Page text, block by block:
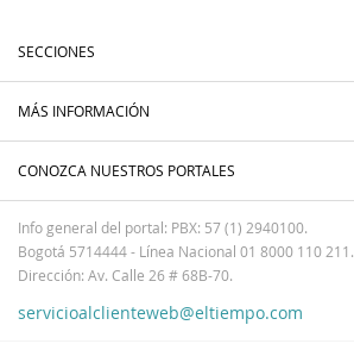
SECCIONES
MÁS INFORMACIÓN
CONOZCA NUESTROS PORTALES
Info general del portal: PBX: 57 (1) 2940100.
Bogotá 5714444 - Línea Nacional 01 8000 110 211.
Dirección: Av. Calle 26 # 68B-70.
servicioalclienteweb@eltiempo.com